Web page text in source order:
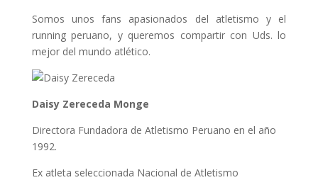
Somos unos fans apasionados del atletismo y el
running peruano, y queremos compartir con Uds. lo
mejor del mundo atlético.
Daisy Zereceda Monge
Directora Fundadora de Atletismo Peruano en el año
1992.
Ex atleta seleccionada Nacional de Atletismo